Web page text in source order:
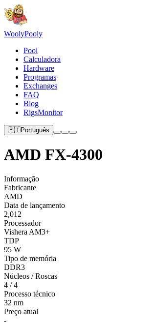
WoolyPooly
Pool
Calculadora
Hardware
Programas
Exchanges
FAQ
Blog
RigsMonitor
🇵🇹Português
AMD FX-4300
Informação
Fabricante
AMD
Data de lançamento
2,012
Processador
Vishera AM3+
TDP
95 W
Tipo de memória
DDR3
Núcleos / Roscas
4 / 4
Processo técnico
32 nm
Preço atual
-